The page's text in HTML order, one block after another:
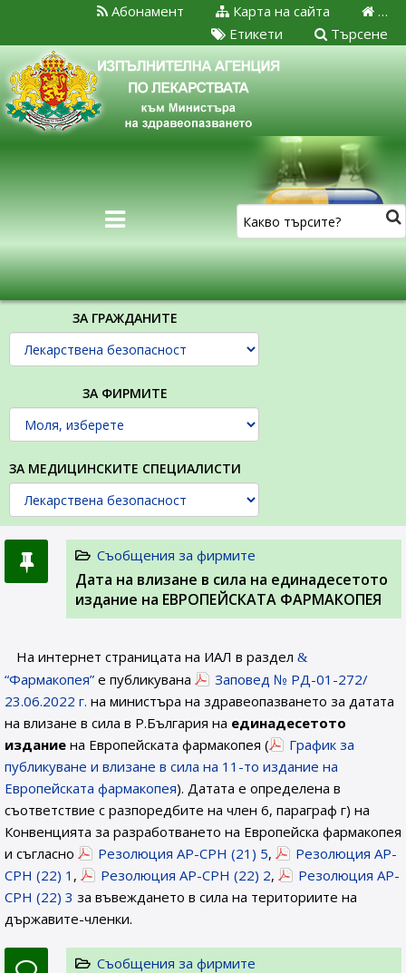
…
Карта на сайта
Абонамент
Търсене
Етикети
ЗА ГРАЖДАНИТЕ
ЗА ФИРМИТЕ
ЗА МЕДИЦИНСКИТЕ СПЕЦИАЛИСТИ
Съобщения за фирмите
Датa на влизане в сила на единадесетото
издание на ЕВРОПЕЙСКАТА ФАРМАКОПЕЯ
На интернет страницата на ИАЛ в раздел
“Фармакопея” е публикувана
Заповед № РД-01-272/
23.06.2022 г. на министъра на здравеопазването за датата
на влизане в сила в Р.България на единадесетото
издание на Европейската фармакопея (
График за
публикуване и влизане в сила на 11-то издание на
Европейската фармакопея). Датата е определена в
съответствие с разпоредбите на член 6, параграф г) на
Конвенцията за разработването на Европейска фармакопея
и съгласно
Резолюция AP-CPH (21) 5,
Резолюция AP-
CPH (22) 1 , Резолюция AP-CPH (22) 2,
Резолюция AP-
CPH (22) 3 за въвеждането в сила на териториите на
държавите-членки.
Съобщения за фирмите